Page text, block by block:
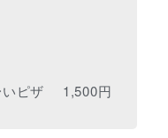
いピザ 1,500円